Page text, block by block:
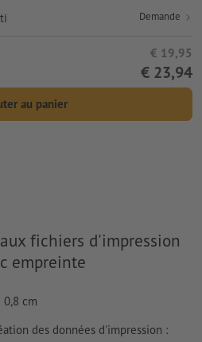
Demande
€ 19,95
€ 23,94
au panier
fichiers d'impression
empreinte
0,8 cm
des données d'impression :